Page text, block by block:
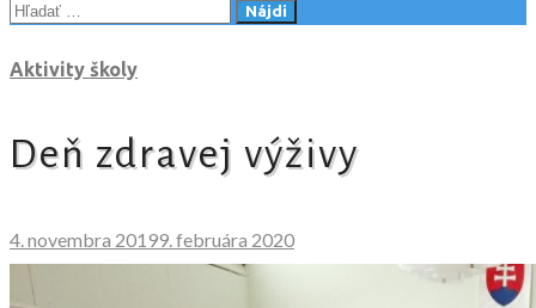
Hľadať:
Aktivity školy
Deň zdravej výživy
4. novembra 20199. februára 2020